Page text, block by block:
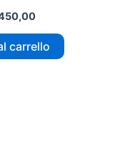
carrello